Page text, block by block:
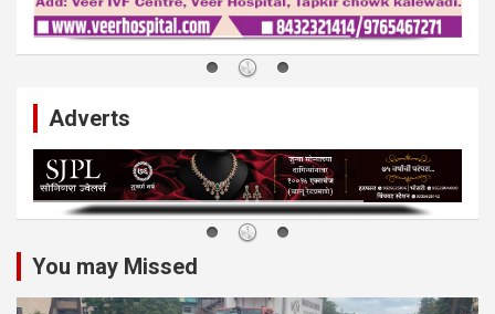
Adverts
You may Missed